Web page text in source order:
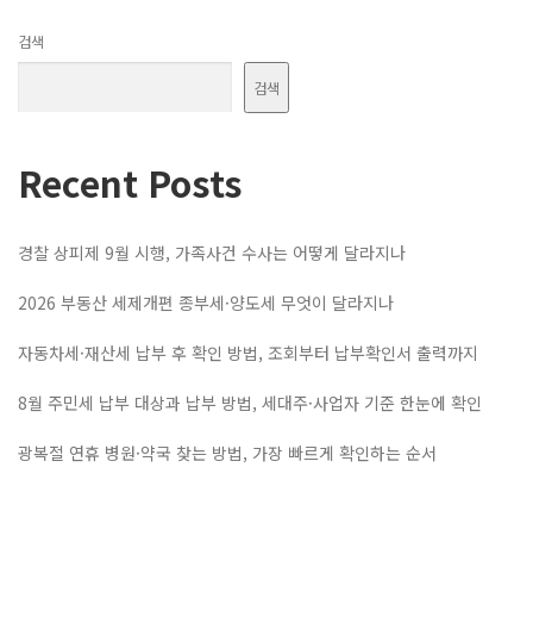
검색
검색
Recent Posts
경찰 상피제 9월 시행, 가족사건 수사는 어떻게 달라지나
2026 부동산 세제개편 종부세·양도세 무엇이 달라지나
자동차세·재산세 납부 후 확인 방법, 조회부터 납부확인서 출력까지
8월 주민세 납부 대상과 납부 방법, 세대주·사업자 기준 한눈에 확인
광복절 연휴 병원·약국 찾는 방법, 가장 빠르게 확인하는 순서